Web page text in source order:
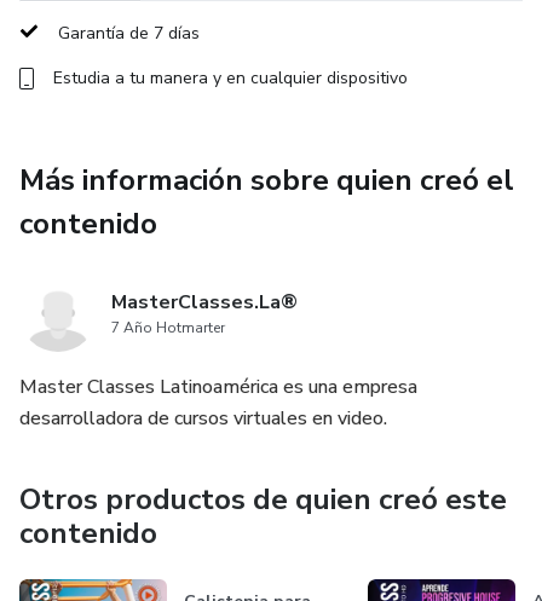
Garantía de 7 días
Estudia a tu manera y en cualquier dispositivo
Más información sobre quien creó el
contenido
MasterClasses.La®
7 Año Hotmarter
Master Classes Latinoamérica es una empresa
desarrolladora de cursos virtuales en video.
Otros productos de quien creó este
contenido